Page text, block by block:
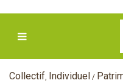
Collectif, Individuel /